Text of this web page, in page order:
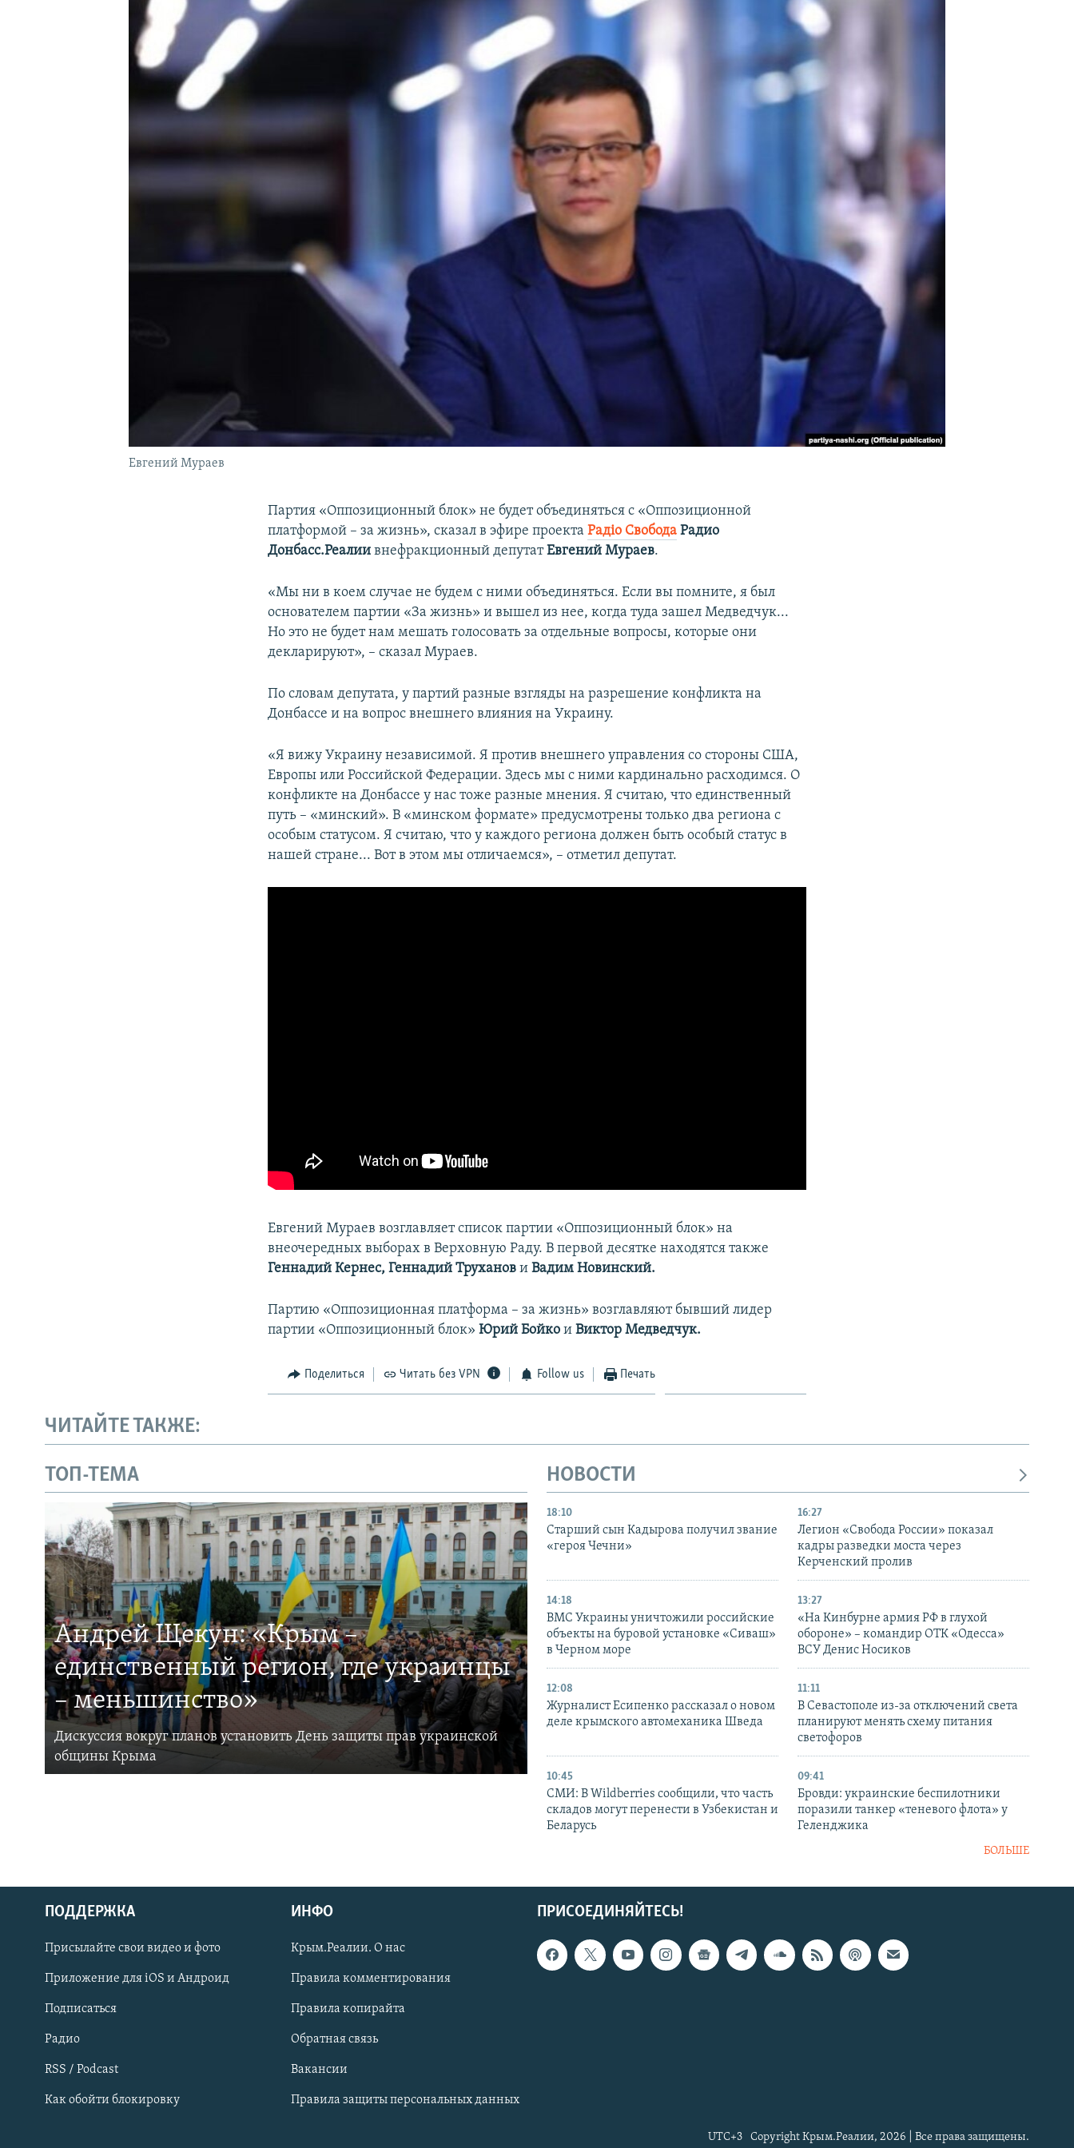
КРЫМ.НЕПОКОРЕННЫЙ
УКРАИНСКАЯ ПРОБЛЕМА КРЫМА
Українською
Qırımtatar
ПРИСОЕДИНЯЙТЕСЬ!
Евгений Мураев
Партия «Оппозиционный блок» не будет объединяться с «Оппозиционной
платформой – за жизнь», сказал в эфире проекта Радіо Свобода Радио
Донбасс.Реалии внефракционный депутатЕвгений Мураев.
«Мы ни в коем случае не будем с ними объединяться. Если вы помните, я был
основателем партии «За жизнь» и вышел из нее, когда туда зашел Медведчук...
Но это не будет нам мешать голосовать за отдельные вопросы, которые они
декларируют», – сказал Мураев.
По словам депутата, у партий разные взгляды на разрешение конфликта на
Донбассе и на вопрос внешнего влияния на Украину.
«Я вижу Украину независимой. Я против внешнего управления со стороны США,
Европы или Российской Федерации. Здесь мы с ними кардинально расходимся. О
конфликте на Донбассе у нас тоже разные мнения. Я считаю, что единственный
путь – «минский». В «минском формате» предусмотрены только два региона с
особым статусом. Я считаю, что у каждого региона должен быть особый статус в
нашей стране... Вот в этом мы отличаемся», – отметил депутат.
Евгений Мураев возглавляет список партии «Оппозиционный блок» на
внеочередных выборах в Верховную Раду. В первой десятке находятся также
Геннадий Кернес, Геннадий Труханов иВадим Новинский.
Партию «Оппозиционная платформа – за жизнь» возглавляют бывший лидер
партии «Оппозиционный блок»Юрий Бойко иВиктор Медведчук.
Поделиться Читать без VPN Follow us Печать
ЧИТАЙТЕ ТАКЖЕ:
ТОП-ТЕМА
Андрей Щекун: «Крым –
единственный регион, где украинцы
– меньшинство»
Дискуссия вокруг планов установить День защиты прав украинской
общины Крыма
НОВОСТИ
18:10
Старший сын Кадырова получил звание
«героя Чечни»
16:27
Легион «Свобода России» показал
кадры разведки моста через
Керченский пролив
14:18
ВМС Украины уничтожили российские
объекты на буровой установке «Сиваш»
в Черном море
13:27
«На Кинбурне армия РФ в глухой
обороне» – командир ОТК «Одесса»
ВСУ Денис Носиков
12:08
Журналист Есипенко рассказал о новом
деле крымского автомеханика Шведа
11:11
В Севастополе из-за отключений света
планируют менять схему питания
светофоров
10:45
СМИ: В Wildberries сообщили, что часть
складов могут перенести в Узбекистан и
Беларусь
09:41
Бровди: украинские беспилотники
поразили танкер «теневого флота» у
Геленджика
БОЛЬШЕ
ПРИСОЕДИНЯЙТЕСЬ!
ПОДДЕРЖКА
Присылайте свои видео и фото
Приложение для iOS и Андроид
Подписаться
Радио
RSS / Podcast
Как обойти блокировку
ИНФО
Крым.Реалии. О нас
Правила комментирования
Правила копирайта
Обратная связь
Вакансии
Правила защиты персональных данных
Copyright Крым.Реалии, 2026 | Все права защищены.
UTC+3